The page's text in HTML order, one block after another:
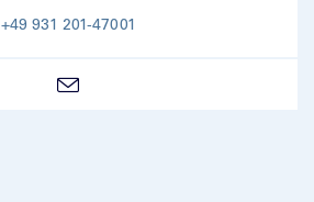
+49 931 201-47001